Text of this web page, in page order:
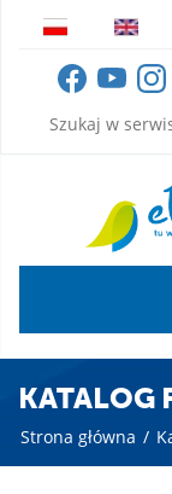
KATALOG
Strona główna /